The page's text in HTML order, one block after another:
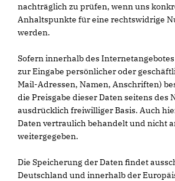
nachträglich zu prüfen, wenn uns
Anhaltspunkte für eine rechtswidrige
werden.
Sofern innerhalb des
zur Eingabe persönlicher oder
Mail-Adressen, Namen, Anschriften)
die Preisgabe dieser Daten seitens des
ausdrücklich freiwilliger Basis. Auch
Daten vertraulich behandelt und nicht
weitergegeben.
Die Speicherung der Daten findet
Deutschland und innerhalb der